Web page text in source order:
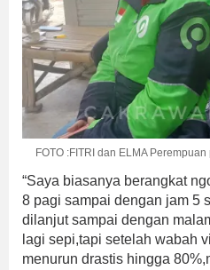
FOTO :FITRI dan ELMA
“Saya biasanya berangkat
8 pagi sampai dengan jam 5
dilanjut sampai dengan
lagi sepi,tapi setelah wabah
menurun drastis hingga